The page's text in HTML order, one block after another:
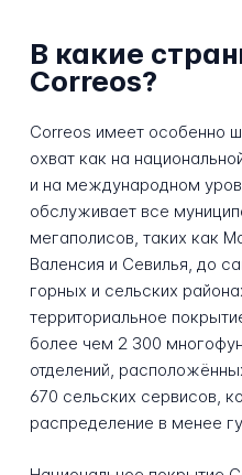
В какие
Correos?
Correos имеет особенно
охват как на
и на международном
обслуживает все
мегаполисов, таких как
Валенсия и Севилья, до
горных и сельских
территориальное
более чем 2 300
отделений,
670 сельских сервисов,
распределение в менее